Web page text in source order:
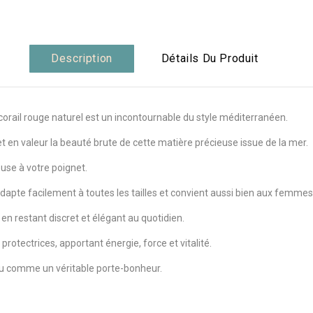
Description Détails Du Produit
rouge naturel est un incontournable du style méditerranéen.
valeur la beauté brute de cette matière précieuse issue de la mer.
à votre poignet.
facilement à toutes les tailles et convient aussi bien aux
restant discret et élégant au quotidien.
apportant énergie, force et vitalité.
comme un véritable porte-bonheur.